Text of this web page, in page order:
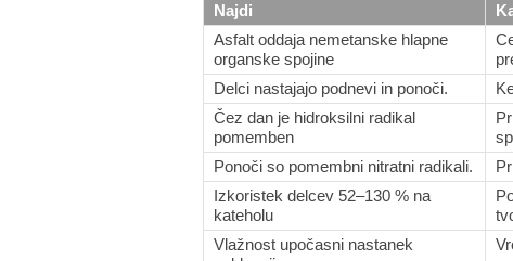
Najdi
Asfalt oddaja nemetanske hlapne
organske spojine
Delci nastajajo podnevi in ponoči.
Čez dan je hidroksilni radikal
pomemben
Ponoči so pomembni nitratni radikali.
Izkoristek delcev 52–130 % na
kateholu
Vlažnost upočasni nastanek